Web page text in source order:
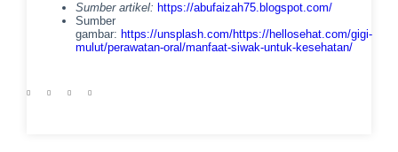
Sumber artikel: https://abufaizah75.blogspot.com/
Sumber
gambar: https://unsplash.com/https://hellosehat.com/gigi-
mulut/perawatan-oral/manfaat-siwak-untuk-kesehatan/